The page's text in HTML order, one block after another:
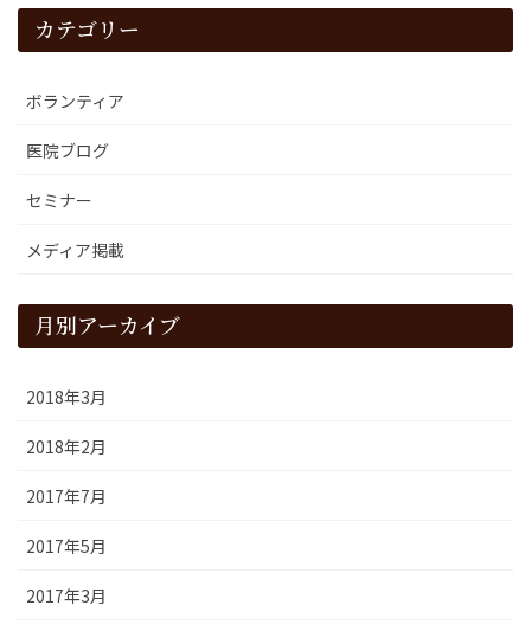
カテゴリー
ボランティア
医院ブログ
セミナー
メディア掲載
月別アーカイブ
2018年3月
2018年2月
2017年7月
2017年5月
2017年3月